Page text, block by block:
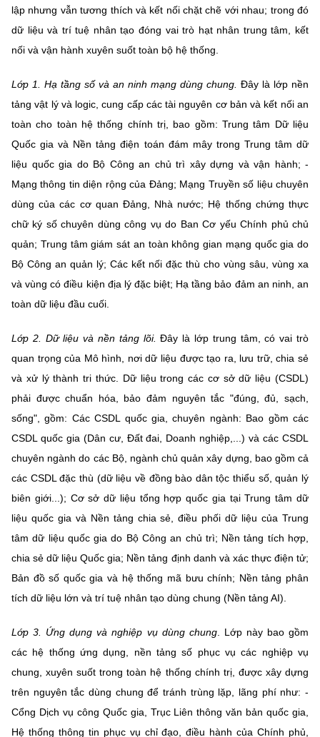
lập nhưng vẫn tương thích và kết nối chặt chẽ với nhau; trong đó
dữ liệu và trí tuệ nhân tạo đóng vai trò hạt nhân trung tâm, kết
nối và vận hành xuyên suốt toàn bộ hệ thống.
Lớp 1. Hạ tầng số và an ninh mạng dùng chung. Đây là lớp nền
tảng vật lý và logic, cung cấp các tài nguyên cơ bản và kết nối an
toàn cho toàn hệ thống chính trị, bao gồm: Trung tâm Dữ liệu
Quốc gia và Nền tảng điện toán đám mây trong Trung tâm dữ
liệu quốc gia do Bộ Công an chủ trì xây dựng và vận hành; -
Mạng thông tin diện rộng của Đảng; Mạng Truyền số liệu chuyên
dùng của các cơ quan Đảng, Nhà nước; Hệ thống chứng thực
chữ ký số chuyên dùng công vụ do Ban Cơ yếu Chính phủ chủ
quản; Trung tâm giám sát an toàn không gian mạng quốc gia do
Bộ Công an quản lý; Các kết nối đặc thù cho vùng sâu, vùng xa
và vùng có điều kiện địa lý đặc biệt; Hạ tầng bảo đảm an ninh, an
toàn dữ liệu đầu cuối.
Lớp 2. Dữ liệu và nền tảng lõi. Đây là lớp trung tâm, có vai trò
quan trọng của Mô hình, nơi dữ liệu được tạo ra, lưu trữ, chia sẻ
và xử lý thành tri thức. Dữ liệu trong các cơ sở dữ liệu (CSDL)
phải được chuẩn hóa, bảo đảm nguyên tắc "đúng, đủ, sạch,
sống", gồm: Các CSDL quốc gia, chuyên ngành: Bao gồm các
CSDL quốc gia (Dân cư, Đất đai, Doanh nghiệp,...) và các CSDL
chuyên ngành do các Bộ, ngành chủ quản xây dựng, bao gồm cả
các CSDL đặc thù (dữ liệu về đồng bào dân tộc thiểu số, quản lý
biên giới...); Cơ sở dữ liệu tổng hợp quốc gia tại Trung tâm dữ
liệu quốc gia và Nền tảng chia sẻ, điều phối dữ liệu của Trung
tâm dữ liệu quốc gia do Bộ Công an chủ trì; Nền tảng tích hợp,
chia sẻ dữ liệu Quốc gia; Nền tảng định danh và xác thực điện tử;
Bản đồ số quốc gia và hệ thống mã bưu chính; Nền tảng phân
tích dữ liệu lớn và trí tuệ nhân tạo dùng chung (Nền tảng AI).
Lớp 3. Ứng dụng và nghiệp vụ dùng chung. Lớp này bao gồm
các hệ thống ứng dụng, nền tảng số phục vụ các nghiệp vụ
chung, xuyên suốt trong toàn hệ thống chính trị, được xây dựng
trên nguyên tắc dùng chung để tránh trùng lặp, lãng phí như: -
Cổng Dịch vụ công Quốc gia, Trục Liên thông văn bản quốc gia,
Hệ thống thông tin phục vụ chỉ đạo, điều hành của Chính phủ,